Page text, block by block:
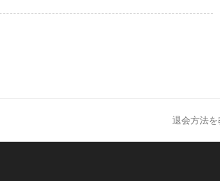
next
post:
退会方法